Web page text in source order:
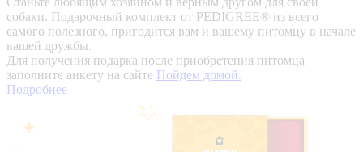
собаки. Подарочный комплект от PEDIGREE® из всего
самого полезного, пригодится вам и вашему питомцу в начале
вашей дружбы.
Для получения подарка после приобретения питомца
заполните анкету на сайте Пойдем домой.
Подробнее